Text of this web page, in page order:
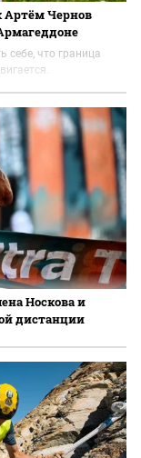
Артём Чернов
себе, что граница
Носкова и
дистанции